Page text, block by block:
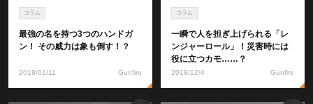
コラム
最強の名を持つ3つのハンドガ
ン！ その威力は象も倒す！？
2018/01/11 Gunfire
コラム
一瞬で人を担ぎ上げられる「レ
ンジャーロール」！災害時には
役に立つカモ……？
2018/12/4 Gunfire